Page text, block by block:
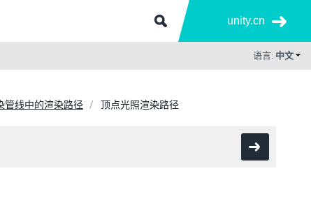
unity.cn
语言: 中文
管线中的渲染路径 顶点光照渲染路径